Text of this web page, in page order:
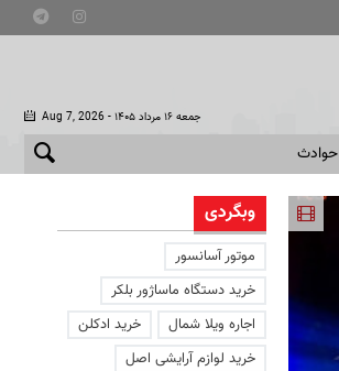
Aug 7, 2026 - جمعه ۱۶ مرداد ۱۴۰۵
حوادث
وبگردی
موتور آسانسور
خرید دستگاه ماساژور بلکر
اجاره ویلا شمال
خرید ادکلن
خرید لوازم آرایشی اصل